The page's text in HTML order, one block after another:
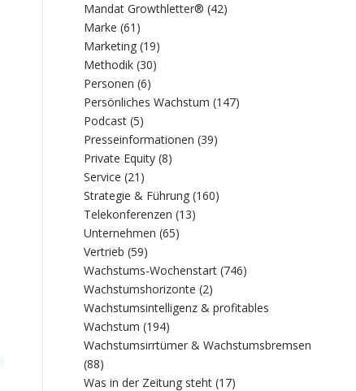
Mandat Growthletter® (42)
Marke (61)
Marketing (19)
Methodik (30)
Personen (6)
Persönliches Wachstum (147)
Podcast (5)
Presseinformationen (39)
Private Equity (8)
Service (21)
Strategie & Führung (160)
Telekonferenzen (13)
Unternehmen (65)
Vertrieb (59)
Wachstums-Wochenstart (746)
Wachstumshorizonte (2)
Wachstumsintelligenz & profitables
Wachstum (194)
Wachstumsirrtümer & Wachstumsbremsen
(88)
Was in der Zeitung steht (17)